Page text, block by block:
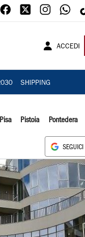
ACCEDI
SHIPPING
Pisa Pistoia Pontedera
SEGUICI